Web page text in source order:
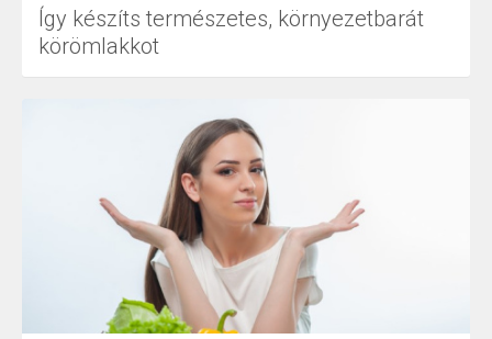
Így készíts természetes, környezetbarát
körömlakkot